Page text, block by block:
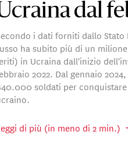
dal
i dati forniti dallo
ha subito più di un
in Ucraina dall'inizio
2022. Dal gennaio
soldati per
di più (in meno di 2 min.)